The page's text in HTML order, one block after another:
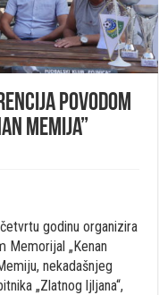
povodom
Memija”
godinu organizira
Memorijal „Kenan
nekadašnjeg
„Zlatnog ljljana“,